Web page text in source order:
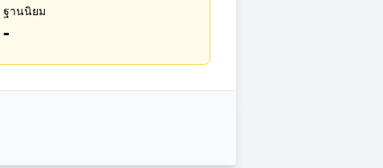
ฐานนิยม
-